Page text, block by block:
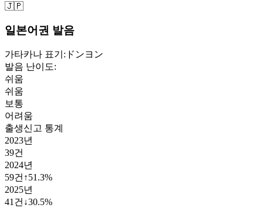
🇯🇵
일본어권 발음
가타카나 표기: ドンヨン
발음 난이도:
쉬움
쉬움
보통
어려움
출생신고 통계
2023년
39건
2024년
59건 ↑51.3%
2025년
41 건 ↓30.5%